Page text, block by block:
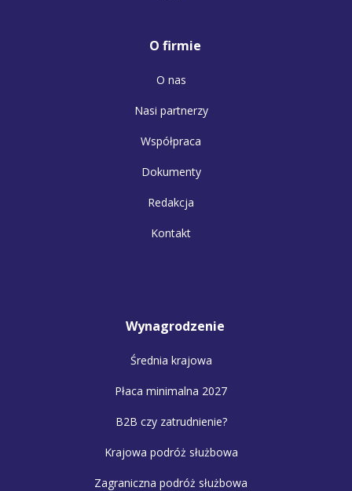
O firmie
O nas
Nasi partnerzy
Współpraca
Dokumenty
Redakcja
Kontakt
Wynagrodzenie
Średnia krajowa
Płaca minimalna 2027
B2B czy zatrudnienie?
Krajowa podróż służbowa
Zagraniczna podróż służbowa